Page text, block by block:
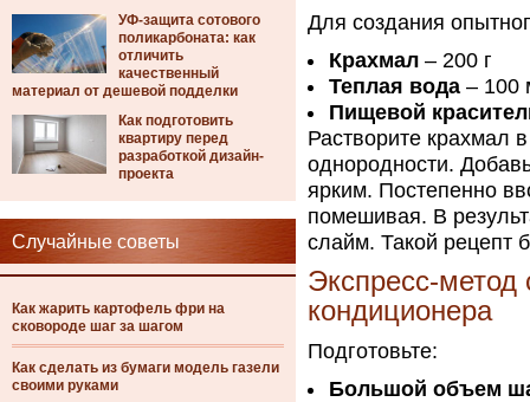
УФ-защита сотового
поликарбоната: как
отличить
качественный
материал от дешевой подделки
Как подготовить
квартиру перед
разработкой дизайн-
проекта
Случайные советы
Как жарить картофель фри на
сковороде шаг за шагом
Как сделать из бумаги модель газели
своими руками
Для создания
Крахмал – 200 г
Теплая вода – 100
Пищевой
Растворите крахмал
однородности.
ярким. Постепенно
помешивая. В
слайм. Такой рецепт
Экспресс-
кондиционера
Подготовьте:
Большой объем